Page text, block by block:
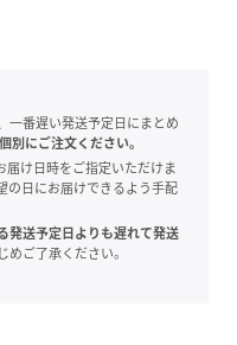
番遅い発送予定日にまとめ
別にご注文ください。
け日時をご指定いただけま
の日にお届けできるよう手配
発送予定日よりも遅れて発送
ご了承ください。